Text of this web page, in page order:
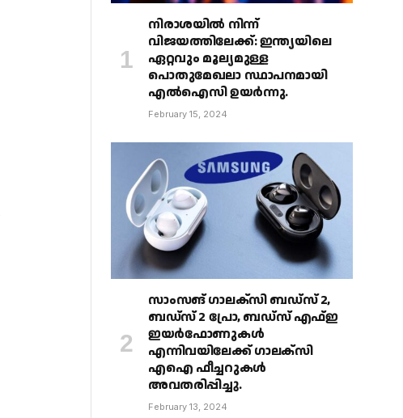
നിരാശയിൽ നിന്ന്
വിജയത്തിലേക്ക്: ഇന്ത്യയിലെ
ഏറ്റവും മൂല്യമുള്ള
പൊതുമേഖലാ സ്ഥാപനമായി
എൽഐസി ഉയർന്നു.
February 15, 2024
സാംസങ് ഗാലക്‌സി ബഡ്‌സ് 2,
ബഡ്‌സ് 2 പ്രോ, ബഡ്‌സ് എഫ്ഇ
ഇയർഫോണുകൾ
എന്നിവയിലേക്ക് ഗാലക്‌സി
എഐ ഫീച്ചറുകൾ
അവതരിപ്പിച്ചു.
February 13, 2024